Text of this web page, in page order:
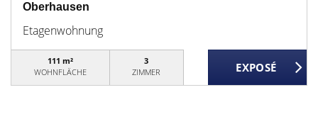
Oberhausen
Etagenwohnung
111 m²
WOHNFLÄCHE
3
ZIMMER